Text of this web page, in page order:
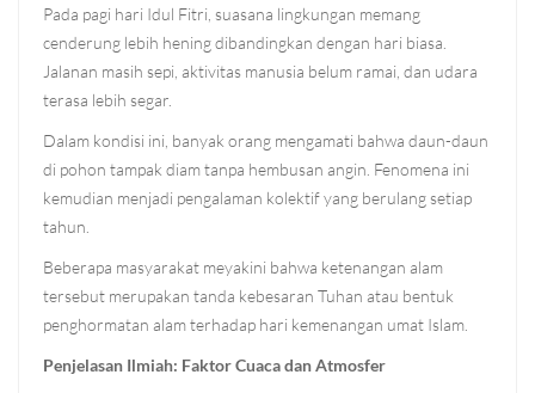
Pada pagi hari Idul Fitri, suasana lingkungan memang
cenderung lebih hening dibandingkan dengan hari biasa.
Jalanan masih sepi, aktivitas manusia belum ramai, dan udara
terasa lebih segar.
Dalam kondisi ini, banyak orang mengamati bahwa daun-daun
di pohon tampak diam tanpa hembusan angin. Fenomena ini
kemudian menjadi pengalaman kolektif yang berulang setiap
tahun.
Beberapa masyarakat meyakini bahwa ketenangan alam
tersebut merupakan tanda kebesaran Tuhan atau bentuk
penghormatan alam terhadap hari kemenangan umat Islam.
Penjelasan Ilmiah: Faktor Cuaca dan Atmosfer